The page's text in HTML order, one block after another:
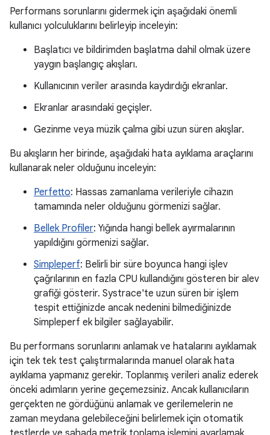
Performans sorunlarını gidermek için aşağıdaki önemli
kullanıcı yolculuklarını belirleyip inceleyin:
Başlatıcı ve bildirimden başlatma dahil olmak üzere
yaygın başlangıç akışları.
Kullanıcının veriler arasında kaydırdığı ekranlar.
Ekranlar arasındaki geçişler.
Gezinme veya müzik çalma gibi uzun süren akışlar.
Bu akışların her birinde, aşağıdaki hata ayıklama araçlarını
kullanarak neler olduğunu inceleyin:
Perfetto: Hassas zamanlama verileriyle cihazın
tamamında neler olduğunu görmenizi sağlar.
Bellek Profiler: Yığında hangi bellek ayırmalarının
yapıldığını görmenizi sağlar.
Simpleperf: Belirli bir süre boyunca hangi işlev
çağrılarının en fazla CPU kullandığını gösteren bir alev
grafiği gösterir. Systrace'te uzun süren bir işlem
tespit ettiğinizde ancak nedenini bilmediğinizde
Simpleperf ek bilgiler sağlayabilir.
Bu performans sorunlarını anlamak ve hatalarını ayıklamak
için tek tek test çalıştırmalarında manuel olarak hata
ayıklama yapmanız gerekir. Toplanmış verileri analiz ederek
önceki adımların yerine geçemezsiniz. Ancak kullanıcıların
gerçekten ne gördüğünü anlamak ve gerilemelerin ne
zaman meydana gelebileceğini belirlemek için otomatik